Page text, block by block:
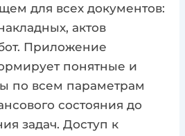
для всех документов:
актов
Приложение
понятные и
по всем параметрам
состояния до
задач. Доступ к